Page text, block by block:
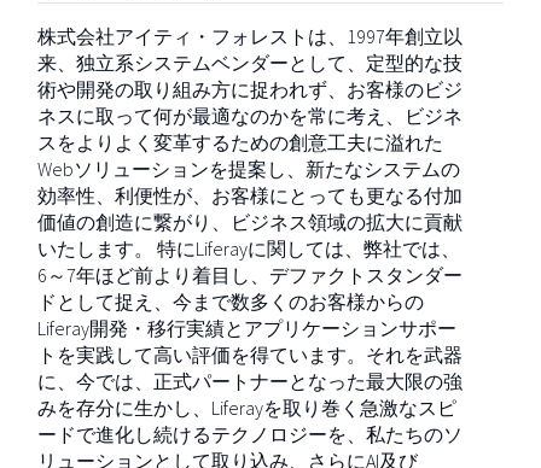
株式会社アイティ・フォレストは、1997年創立以
来、独立系システムベンダーとして、定型的な技
術や開発の取り組み方に捉われず、お客様のビジ
ネスに取って何が最適なのかを常に考え、ビジネ
スをよりよく変革するための創意工夫に溢れた
Webソリューションを提案し、新たなシステムの
効率性、利便性が、お客様にとっても更なる付加
価値の創造に繋がり、ビジネス領域の拡大に貢献
いたします。 特にLiferayに関しては、弊社では、
6～7年ほど前より着目し、デファクトスタンダー
ドとして捉え、今まで数多くのお客様からの
Liferay開発・移行実績とアプリケーションサポー
トを実践して高い評価を得ています。それを武器
に、今では、正式パートナーとなった最大限の強
みを存分に生かし、Liferayを取り巻く急激なスピ
ードで進化し続けるテクノロジーを、私たちのソ
リューションとして取り込み、さらにAI及び